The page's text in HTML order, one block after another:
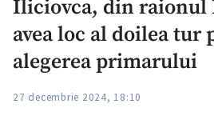
Iliciovca, din raionul
avea loc al doilea tur
alegerea primarului
27 decembrie 2024, 18:10